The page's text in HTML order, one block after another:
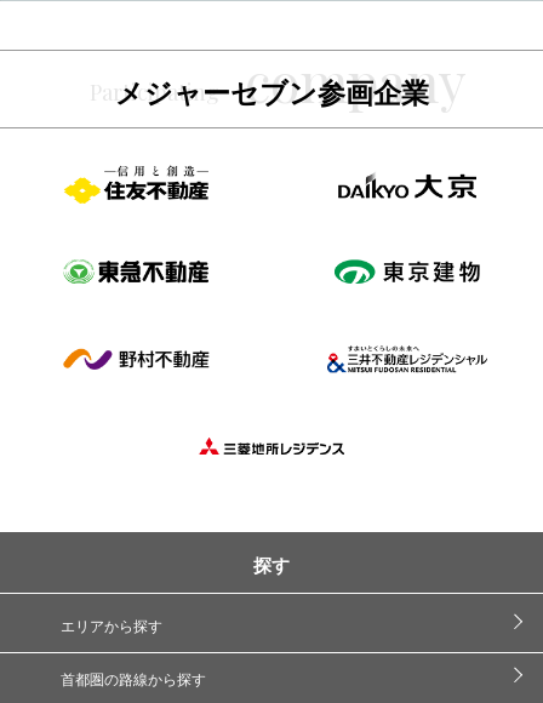
メジャーセブン参画企業
探す
エリアから探す
首都圏の路線から探す